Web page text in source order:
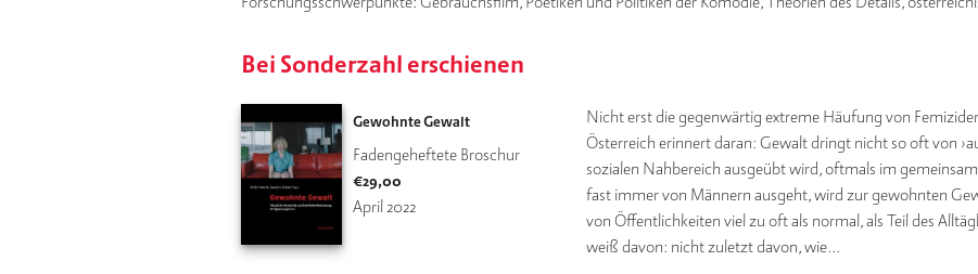
Bei Sonderzahl erschienen
Gewohnte Gewalt
Fadengeheftete Broschur
€29,00
April 2022
Nicht erst die gegenwärtig extreme Häufung von
Österreich erinnert daran: Gewalt dringt nicht so oft von
sozialen Nahbereich ausgeübt wird, oftmals im
fast immer von Männern ausgeht, wird zur gewohnten
von Öffentlichkeiten viel zu oft als normal, als Teil des
weiß davon: nicht zuletzt davon, wie…